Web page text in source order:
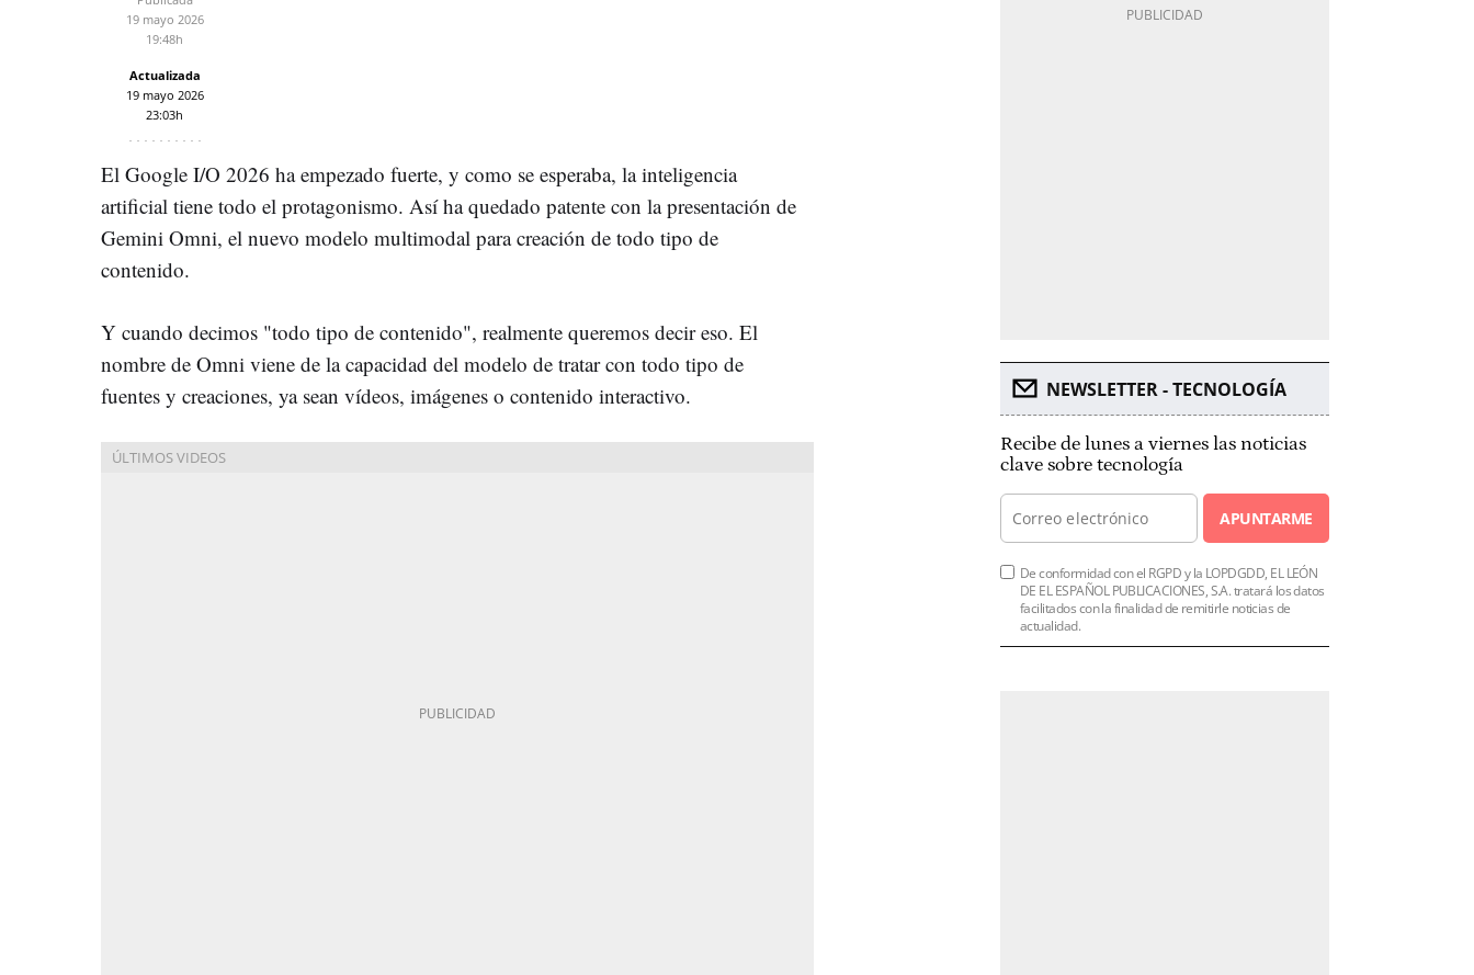
19 mayo 2026
19:48h
Actualizada
19 mayo 2026
23:03h
El Google I/O 2026 ha empezado fuerte, y como se esperaba, la inteligencia
artificial tiene todo el protagonismo. Así ha quedado patente con la presentación de
Gemini Omni, el nuevo modelo multimodal para creación de todo tipo de
contenido.
Y cuando decimos "todo tipo de contenido", realmente queremos decir eso. El
nombre de Omni viene de la capacidad del modelo de tratar con todo tipo de
fuentes y creaciones, ya sean vídeos, imágenes o contenido interactivo.
NEWSLETTER - TECNOLOGÍA
Recibe de lunes a viernes las noticias
clave sobre tecnología
APUNTARME
De conformidad con el RGPD y la LOPDGDD, EL LEÓN
DE EL ESPAÑOL PUBLICACIONES, S.A. tratará los datos
facilitados con la finalidad de remitirle noticias de
actualidad.